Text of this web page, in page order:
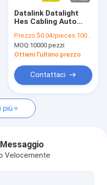
su un rotolo
Datalink Datalight
Hes Cabling Auto
Sacchetti di
imballaggio
poliperforati
Prezzo:$0.04/pieces 10000-199999 pieces
MOQ:10000 pezzi
Ottieni l'ultimo prezzo
Contattaci
più
Velocemente